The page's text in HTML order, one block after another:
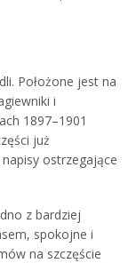
Położone jest na
i
1897–1901
już
ostrzegające
z bardziej
spokojne i
na szczęście